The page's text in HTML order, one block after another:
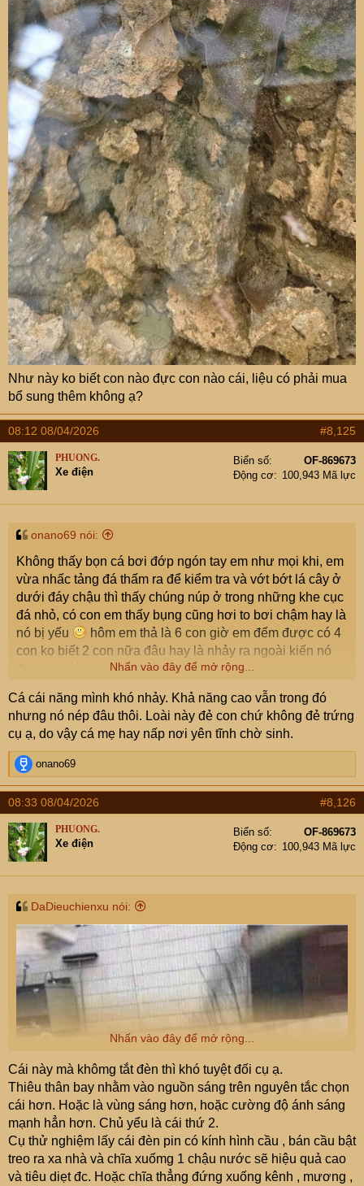
Như này ko biết con nào đực con nào cái, liệu có phải mua
bổ sung thêm không ạ?
08:12 08/04/2026 #8,125
PHUONG.
Xe điện
Biển số
OF-869673
Động cơ
100,943 Mã lực
onano69 nói:
Không thấy bọn cá bơi đớp ngón tay em như mọi khi, em
vừa nhấc tảng đá thấm ra để kiểm tra và vớt bớt lá cây ở
dưới đáy chậu thì thấy chúng núp ở trong những khe cục
đá nhỏ, có con em thấy bụng cũng hơi to bơi chậm hay là
nó bị yếu
hôm em thả là 6 con giờ em đếm được có 4
con ko biết 2 con nữa đâu hay là nhảy ra ngoài kiến nó
Nhấn vào đây để mở rộng...
Cá cái năng mình khó nhảy. Khả năng cao vẫn trong đó
nhưng nó nép đâu thôi. Loài này đẻ con chứ không đẻ trứng
cụ ạ, do vậy cá mẹ hay nấp nơi yên tĩnh chờ sinh.
R
e
a
c
t
i
o
n
s
onano69
08:33 08/04/2026 #8,126
PHUONG.
Xe điện
Biển số
OF-869673
Động cơ
100,943 Mã lực
DaDieuchienxu nói:
Nhấn vào đây để mở rộng...
Cái này mà khômg tắt đèn thì khó tuyệt đối cụ ạ.
Thiêu thân bay nhằm vào nguồn sáng trên nguyên tắc chọn
cái hơn. Hoặc là vùng sáng hơn, hoặc cường độ ánh sáng
mạnh hẳn hơn. Chủ yểu là cái thứ 2.
Cụ thử nghiệm lấy cái đèn pin có kính hình cầu , bán cầu bật
treo ra xa nhà và chĩa xuốmg 1 chậu nước sẽ hiệu quả cao
và tiêu diẹt đc. Hoặc chĩa thẳng đứng xuống kênh , mương ,